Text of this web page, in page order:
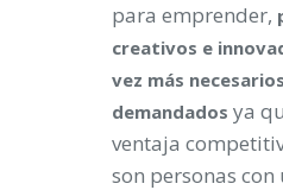
para emprender,
creativos e
vez más
demandados ya
ventaja
son personas